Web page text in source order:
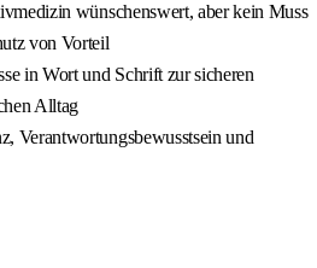
wünschenswert, aber kein Muss
von Vorteil
in Wort und Schrift zur sicheren
Alltag
Verantwortungsbewusstsein und